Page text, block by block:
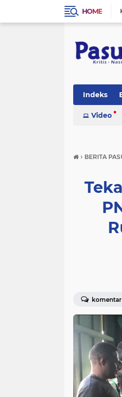
HOME
Indeks
RELIGI
Video
› BERITA
komentar